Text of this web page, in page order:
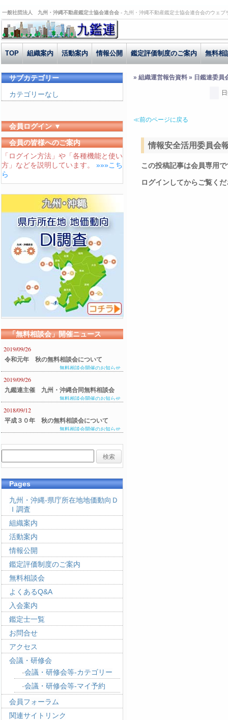
一般社団法人 九州・沖縄不動産鑑定士協会連合会 - 九州・沖縄不動産鑑定士協会連合会のウェ
TOP 組織案内 活動案内 情報公開 鑑定評価制度のご案内 無料相
» 組織運営報告資料 » 日鑑連委員
≪前のページに戻る
情報安全活用委員会
この投稿記事は会員専用
ログインしてからご覧く
サブカテゴリー
カテゴリーなし
会員ログイン ▼
ユーザーID
パスワード
会員の皆様へのご案内
「ログイン方法」や「各種機能と使い
方」などを説明しています。 »»»こち
ら
「無料相談会」開催ニュース
2019/09/26
令和元年 秋の無料相談会について
無料相談会開催のお知らせ
2019/09/26
九鑑連主催 九州・沖縄合同無料相談会
のご案内
無料相談会開催のお知らせ
2018/09/12
平成３０年 秋の無料相談会について
無料相談会開催のお知らせ
Pages
九州・沖縄-県庁所在地地価動向Ｄ
Ｉ調査
組織案内
活動案内
情報公開
鑑定評価制度のご案内
無料相談会
よくあるQ&A
入会案内
鑑定士一覧
お問合せ
アクセス
会議・研修会
会議・研修会等-カテゴリー
会議・研修会等-マイ予約
会員フォーラム
関連サイトリンク